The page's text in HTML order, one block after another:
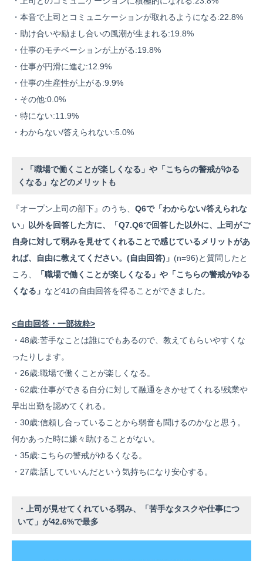
・本音で上司とコミュニケーションが取れるようになる:22.8%
・助け合いや励まし合いの風潮が生まれる:19.8%
・仕事のモチベーションが上がる:19.8%
・仕事が円滑に進む:12.9%
・仕事の生産性が上がる:9.9%
・その他:0.0%
・特にない:11.9%
・わからない/答えられない:5.0%
・「職場で働くことが楽しくなる」や「こちらの警戒がゆる
くなる」などのメリットも
『オープン上司の部下』のうち、 Q6で「わからない/答えられな
い」以外を回答した方に、「Q7.Q6で回答した以外に、上司がご
自身に対して弱みを見せてくれることで感じているメリットがあ
れば、自由に教えてください。(自由回答)」 (n=96)と質問したと
ころ、
「職場で働くことが楽しくなる」や「こちらの警戒がゆる
くなる」 など41の自由回答を得ることができました。
<自由回答・一部抜粋>
・48歳:苦手なことは誰にでもあるので、教えてもらいやすくな
ったりします。
・26歳:職場で働くことが楽しくなる。
・62歳:仕事ができる自分に対して融通をきかせてくれる!残業や
早出出勤を認めてくれる。
・30歳:信頼し合っていることから弱音も聞けるのかなと思う。
何かあった時に嫌々助けることがない。
・35歳:こちらの警戒がゆるくなる。
・27歳:話していいんだという気持ちになり安心する。
・上司が見せてくれている弱み、「苦手なタスクや仕事につ
いて」が42.6%で最多